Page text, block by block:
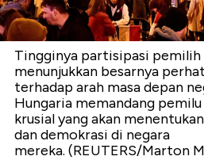
Tingginya partisipasi
menunjukkan besarnya
terhadap arah masa depan
Hungaria memandang
krusial yang akan
dan demokrasi di negara
mereka. (REUTERS/Marton